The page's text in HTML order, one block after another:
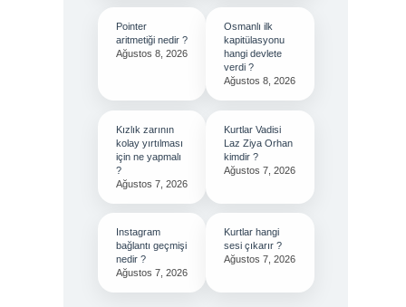
Pointer
aritmetiği nedir ?
Ağustos 8, 2026
Osmanlı ilk
kapitülasyonu
hangi devlete
verdi ?
Ağustos 8, 2026
Kızlık zarının
kolay yırtılması
için ne yapmalı
?
Ağustos 7, 2026
Kurtlar Vadisi
Laz Ziya Orhan
kimdir ?
Ağustos 7, 2026
Instagram
bağlantı geçmişi
nedir ?
Ağustos 7, 2026
Kurtlar hangi
sesi çıkarır ?
Ağustos 7, 2026